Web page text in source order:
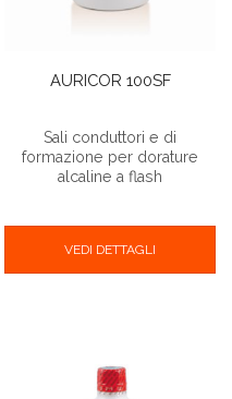
AURICOR 100SF
Sali conduttori e di
formazione per dorature
alcaline a flash
VEDI DETTAGLI